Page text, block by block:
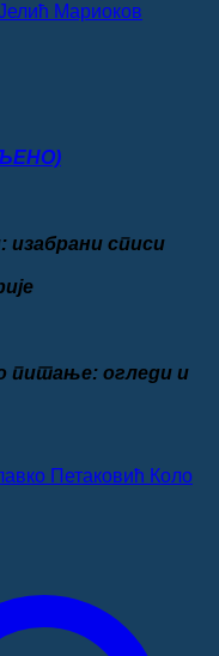
Мариоков
изабрани списи
питање: огледи и